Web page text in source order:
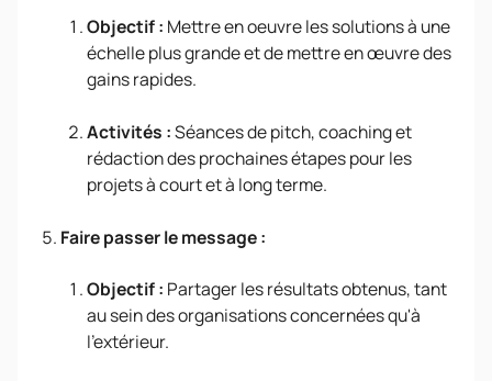
Objectif : Mettre en oeuvre les solutions à une
échelle plus grande et de mettre en œuvre des
gains rapides.
Activités :Séances de pitch, coaching et
rédaction des prochaines étapes pour les
projets à court et à long terme.
Faire passer le message :
Objectif : Partager les résultats obtenus, tant
au sein des organisations concernées qu'à
l’extérieur.